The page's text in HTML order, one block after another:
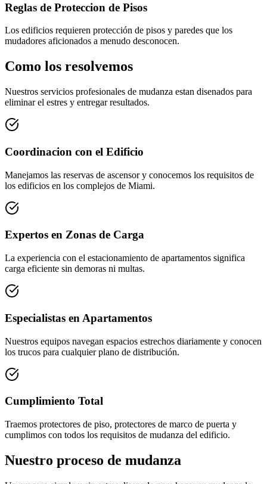
Reglas de Proteccion de Pisos
Los edificios requieren protección de pisos y paredes que los
mudadores aficionados a menudo desconocen.
Como los resolvemos
Nuestros servicios profesionales de mudanza estan disenados para
eliminar el estres y entregar resultados.
Coordinacion con el Edificio
Manejamos las reservas de ascensor y conocemos los requisitos de
los edificios en los complejos de Miami.
Expertos en Zonas de Carga
La experiencia con el estacionamiento de apartamentos significa
carga eficiente sin demoras ni multas.
Especialistas en Apartamentos
Nuestros equipos navegan espacios estrechos diariamente y conocen
los trucos para cualquier plano de distribución.
Cumplimiento Total
Traemos protectores de piso, protectores de marco de puerta y
cumplimos con todos los requisitos de mudanza del edificio.
Nuestro proceso de mudanza